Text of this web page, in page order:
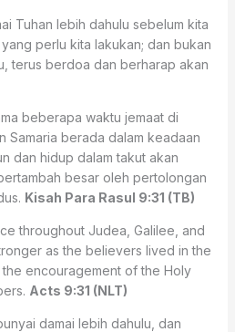
Tuhan lebih dahulu sebelum kita
perlu kita lakukan; dan bukan
terus berdoa dan berharap akan
beberapa waktu jemaat di
Samaria berada dalam keadaan
dan hidup dalam takut akan
besar oleh pertolongan
Kisah Para Rasul 9:31 (TB)
throughout Judea, Galilee, and
as the believers lived in the
encouragement of the Holy
Acts 9:31 (NLT)
damai lebih dahulu, dan